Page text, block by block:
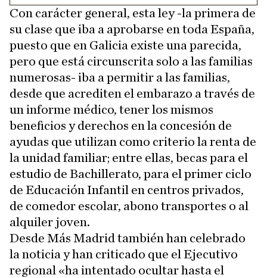
Con carácter general, esta ley -la primera de
su clase que iba a aprobarse en toda España,
puesto que en Galicia existe una parecida,
pero que está circunscrita solo a las familias
numerosas- iba a permitir a las familias,
desde que acrediten el embarazo a través de
un informe médico, tener los mismos
beneficios y derechos en la concesión de
ayudas que utilizan como criterio la renta de
la unidad familiar; entre ellas, becas para el
estudio de Bachillerato, para el primer ciclo
de Educación Infantil en centros privados,
de comedor escolar, abono transportes o al
alquiler joven.
Desde Más Madrid también han celebrado
la noticia y han criticado que el Ejecutivo
regional «ha intentado ocultar hasta el